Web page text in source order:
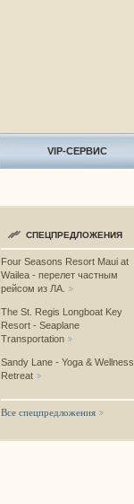
VIP-СЕРВИС
СПЕЦПРЕДЛОЖЕНИЯ
Four Seasons Resort Maui at
Wailea - перелет частным
рейсом из ЛА.
The St. Regis Longboat Key
Resort - Seaplane
Transportation
Sandy Lane - Yoga & Wellness
Retreat
Все спецпредложения